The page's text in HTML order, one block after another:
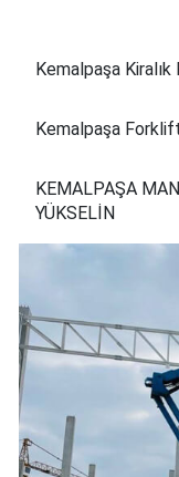
Kemalpaşa
Kemalpaşa
KEMALPAŞA
YÜKSELİN